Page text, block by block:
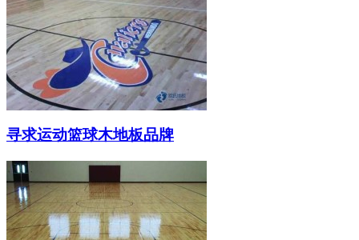
寻求运动篮球木地板品牌